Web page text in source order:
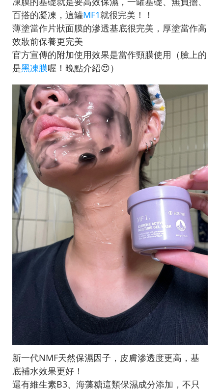
百搭的凝凍，這罐MF1就很完美！！
薄塗當作片狀面膜的滲透基底很完美，厚塗當作高
效妝前保養更完美
官方宣傳的附加使用效果是當作頸膜使用（臉上的
是黑凍膜喔！晚點介紹😍）
新一代NMF天然保濕因子，皮膚滲透度更高，基
底補水效果更好！
還有維生素B3、海藻糖這類保濕成分添加，不只